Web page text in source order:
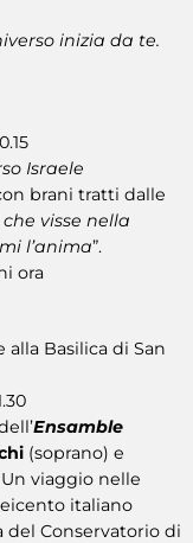
inizia da te.
Israele
brani tratti dalle
che visse nella
l’anima”.
ora
alla Basilica di San
Ensamble
(soprano) e
viaggio nelle
italiano
del Conservatorio di